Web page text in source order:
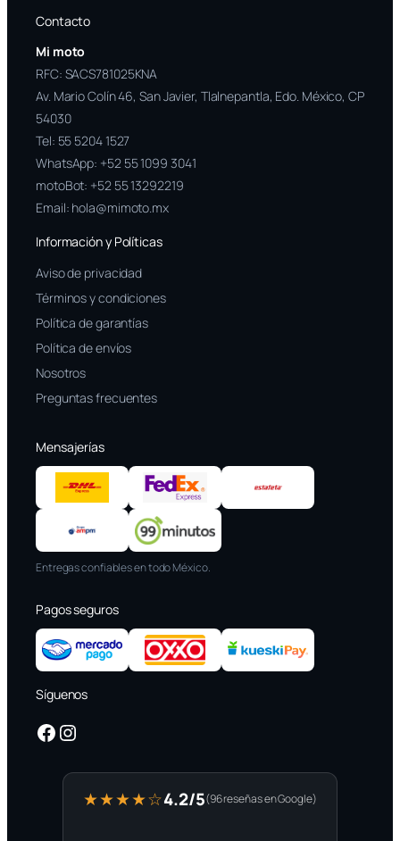
Contacto
Mi moto
RFC: SACS781025KNA
Av. Mario Colín 46, San Javier, Tlalnepantla, Edo. México, CP
54030
Tel: 55 5204 1527
WhatsApp: +52 55 1099 3041
motoBot: +52 55 13292219
Email: hola@mimoto.mx
Información y Políticas
Aviso de privacidad
Términos y condiciones
Política de garantías
Política de envíos
Nosotros
Preguntas frecuentes
Mensajerías
Entregas confiables en todo México.
Pagos seguros
Síguenos
Facebook Instagram
★★★★☆4.2/5(96 reseñas en Google)